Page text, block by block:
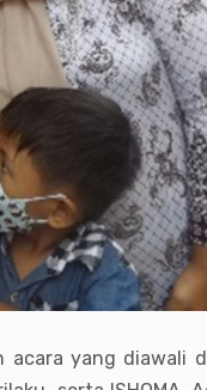
yang diawali